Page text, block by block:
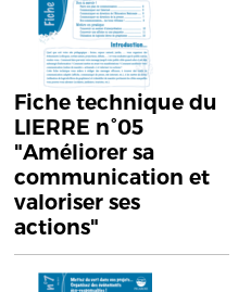
Fiche technique du
LIERRE n°05
"Améliorer sa
communication et
valoriser ses
actions"